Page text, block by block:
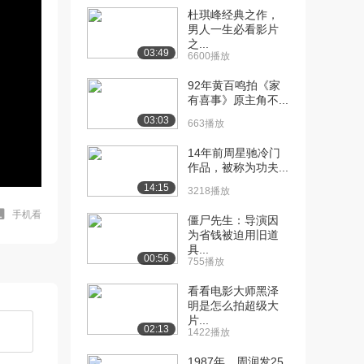
手机看
03:49
杜琪峰经典之作，
男人一生必看影片
之...
6600播放
03:03
92年黄百鸣拍《家
有喜事》原主角不...
663播放
14:15
14年前周星驰冷门
作品，被称为功夫...
3218播放
00:56
僵尸先生：导演因
为省钱被迫用旧道
具...
755播放
02:13
看看电影大师黑泽
明是怎么拍超级大
片...
1422播放